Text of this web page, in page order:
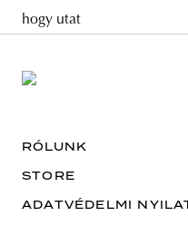
hogy utat
RÓLUNK
STORE
ADATVÉDELMI